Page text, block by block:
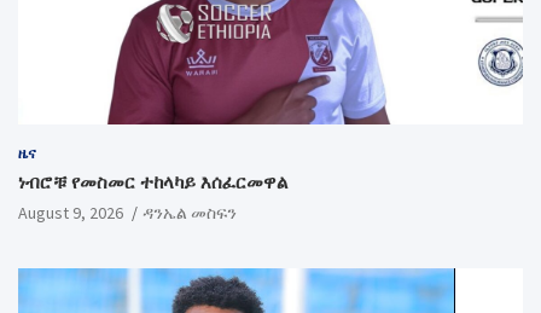
ዜና
ነብሮቹ የመስመር ተከላካይ እሰፈርመዋል
August 9, 2026 ዳንኤል መስፍን